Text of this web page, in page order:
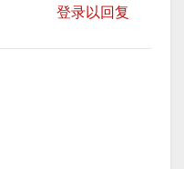
登录以回复